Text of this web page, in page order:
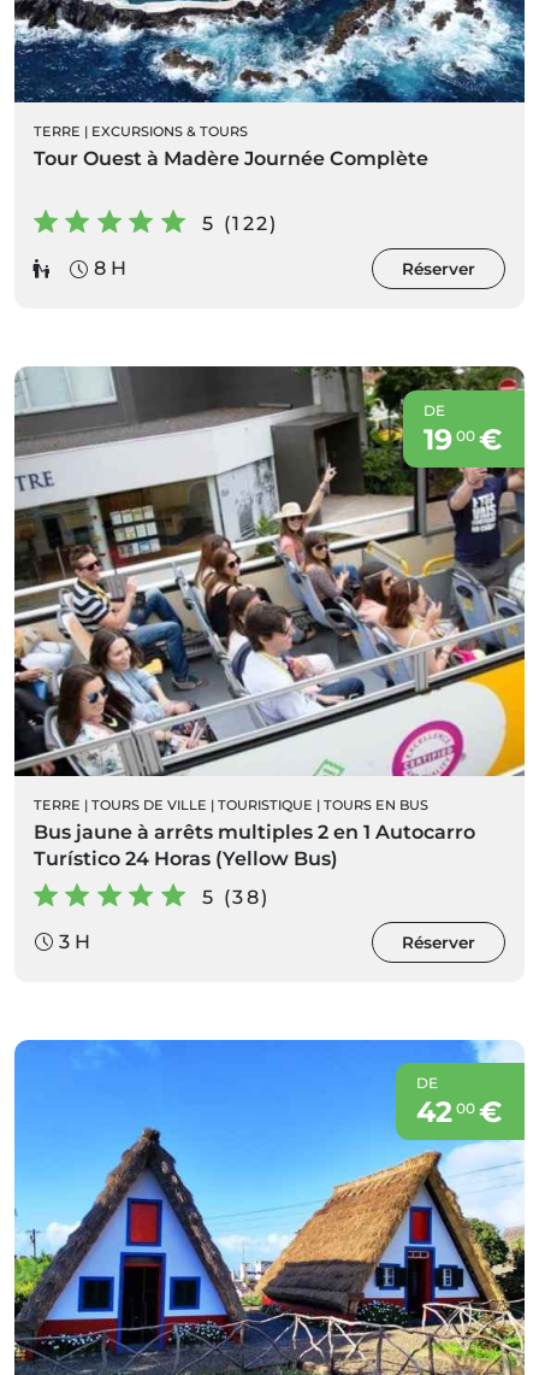
TERRE | EXCURSIONS & TOURS
Tour Ouest à Madère Journée Complète
5 (122)
8 H
Réserver
DE
19 00€
TERRE | TOURS DE VILLE | TOURISTIQUE | TOURS EN BUS
Bus jaune à arrêts multiples 2 en 1 Autocarro
Turístico 24 Horas (Yellow Bus)
5 (38)
3 H
Réserver
DE
42 00€